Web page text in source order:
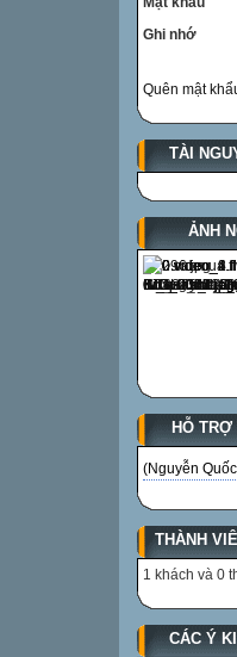
Ghi nhớ
Quên mật
TÀI
ẢNH
HỖ
(Nguyễn
THÀNH
1 khách và 0
CÁC Ý